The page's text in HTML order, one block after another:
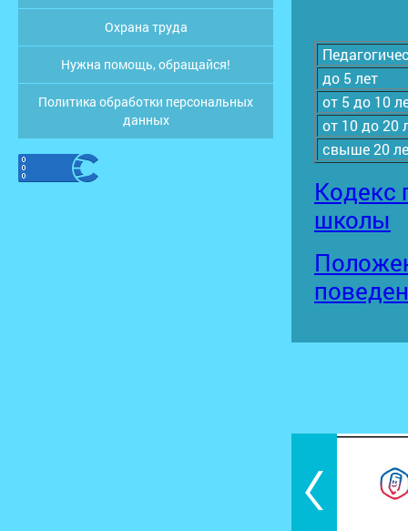
Охрана труда
Нужна помощь, обращайся!
Политика обработки персональных
данных
до 5 лет
от 5 до 10
от 10 до 20
свыше 20
Кодекс
школы